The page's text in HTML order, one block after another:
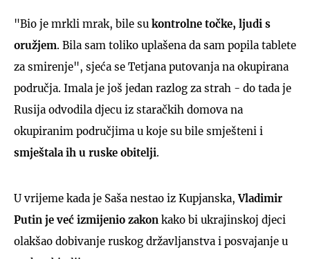
"Bio je mrkli mrak, bile su kontrolne točke, ljudi s
oružjem. Bila sam toliko uplašena da sam popila tablete
za smirenje", sjeća se Tetjana putovanja na okupirana
područja. Imala je još jedan razlog za strah - do tada je
Rusija odvodila djecu iz staračkih domova na
okupiranim područjima u koje su bile smješteni i
smještala ih u ruske obitelji.
U vrijeme kada je Saša nestao iz Kupjanska,Vladimir
Putin je već izmijenio zakon kako bi ukrajinskoj djeci
olakšao dobivanje ruskog državljanstva i posvajanje u